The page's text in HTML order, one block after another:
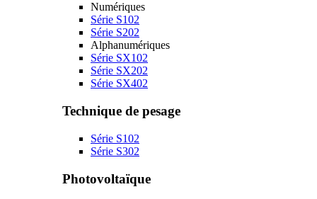
Numériques
Série S102
Série S202
Alphanumériques
Série SX102
Série SX202
Série SX402
Technique de pesage
Série S102
Série S302
Photovoltaïque